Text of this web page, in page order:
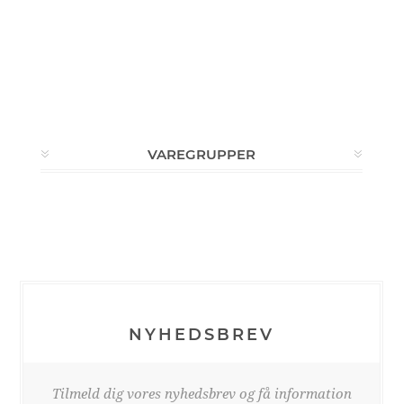
VAREGRUPPER
NYHEDSBREV
Tilmeld dig vores nyhedsbrev og få information